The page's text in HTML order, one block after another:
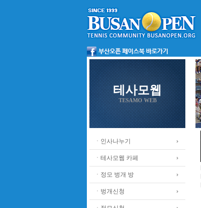
테사모웹
TESAMO WEB
ㆍ인사나누기
ㆍ테사모웹 카페
ㆍ정모 벙개 방
ㆍ벙개신청